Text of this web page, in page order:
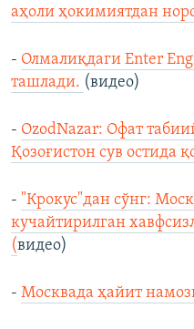
аҳоли ҳокимиятдан
- Олмалиқдаги Enter
ташлади. (видео)
- OzodNazar: Офат
Қозоғистон сув остида
- "Крокус"дан сўнг:
кучайтирилган
(видео)
- Москвада ҳайит